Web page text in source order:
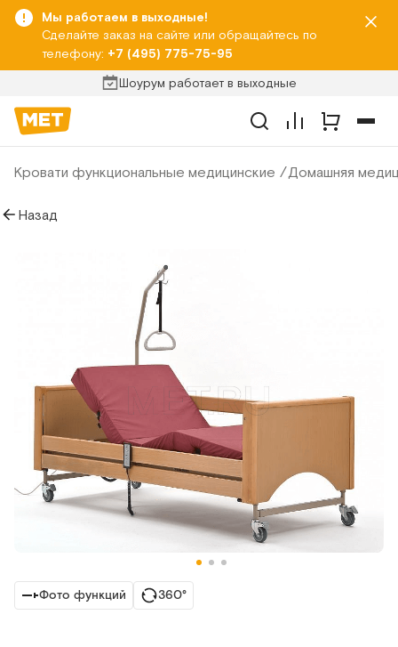
Мы работаем в выходные!
Сделайте заказ на сайте или обращайтесь по
телефону: +7 (495) 775-75-95
Шоурум работает в выходные
Кровати функциональные медицинские Домашняя
Назад
Фото функций 360°